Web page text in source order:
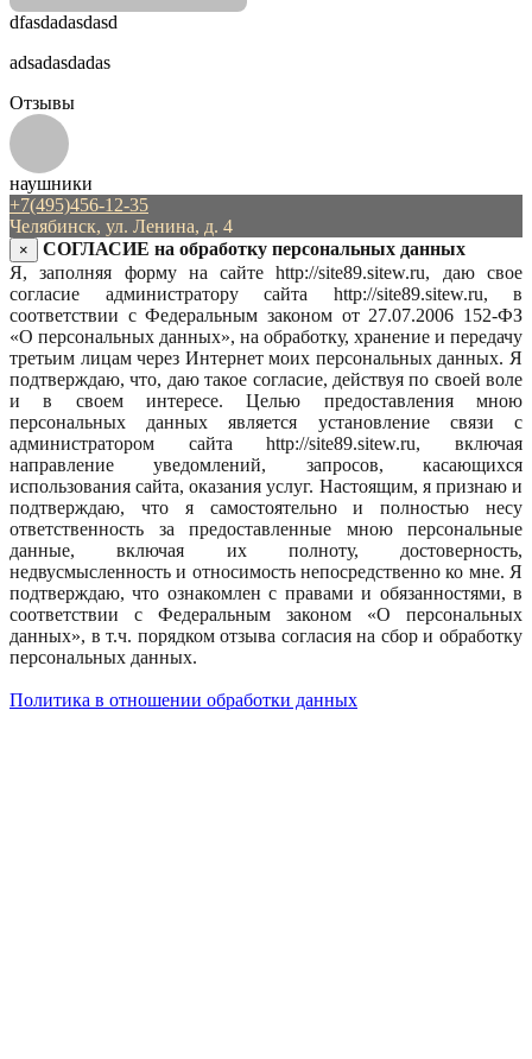
dfasdadasdasd
adsadasdadas
Отзывы
наушники
+7(495)456-12-35
Челябинск, ул. Ленина, д. 4
×
СОГЛАСИЕ на обработку персональных данных
Я, заполняя форму на сайте http://site89.sitew.ru, даю свое
согласие администратору сайта http://site89.sitew.ru, в
соответствии с Федеральным законом от 27.07.2006 152-ФЗ
«О персональных данных», на обработку, хранение и передачу
третьим лицам через Интернет моих персональных данных. Я
подтверждаю, что, даю такое согласие, действуя по своей воле
и в своем интересе. Целью предоставления мною
персональных данных является установление связи с
администратором сайта http://site89.sitew.ru, включая
направление уведомлений, запросов, касающихся
использования сайта, оказания услуг. Настоящим, я признаю и
подтверждаю, что я самостоятельно и полностью несу
ответственность за предоставленные мною персональные
данные, включая их полноту, достоверность,
недвусмысленность и относимость непосредственно ко мне. Я
подтверждаю, что ознакомлен с правами и обязанностями, в
соответствии с Федеральным законом «О персональных
данных», в т.ч. порядком отзыва согласия на сбор и обработку
персональных данных.
Политика в отношении обработки данных